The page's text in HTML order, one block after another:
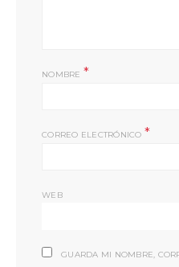
NOMBRE *
CORREO ELECTRÓNICO *
WEB
GUARDA MI NOMBRE,